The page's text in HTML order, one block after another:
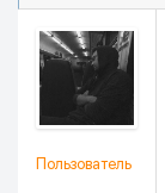
Пользователь